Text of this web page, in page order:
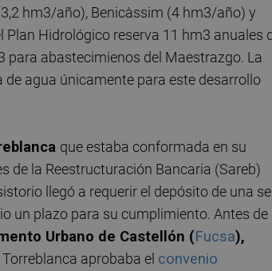
hm3/año), Benicàssim (4 hm3/año) y
Plan Hidrológico reserva 11 hm3 anuales
para abastecimienos del Maestrazgo. La
agua únicamente para este desarrollo
que estaba conformada en su
de la Reestructuración Bancaria (Sareb)
llegó a requerir el depósito de una
un plazo para su cumplimiento. Antes de
Urbano de Castellón (Fucsa),
aprobaba el convenio